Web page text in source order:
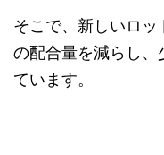
そこで、新しいロ
の配合量を減らし
ています。